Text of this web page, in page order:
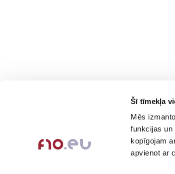
Šī tīmekļa
Mēs
funkcijas un
kopīgojam
apvienot ar
Lilas
About Us
Feedback